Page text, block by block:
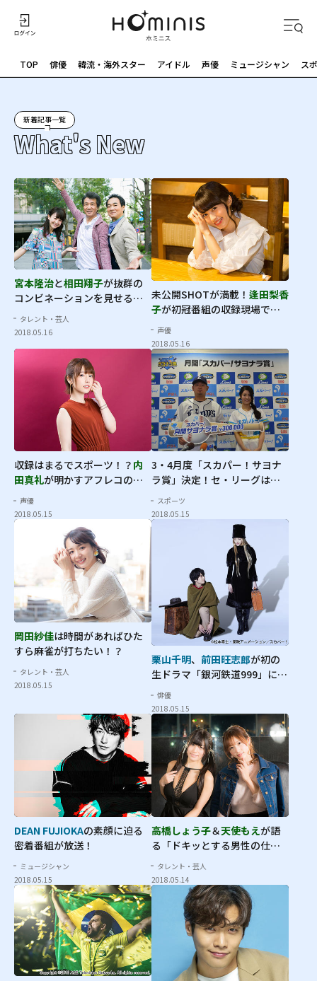
TOP 俳優 韓流・海外スター アイドル 声優 ミュージシャン ス
新着記事一覧
What's New
宮本隆治と相田翔子が抜群の
コンビネーションを見せる人
タレント・芸人
2018.05.16
未公開SHOTが満載！ 逢田梨香
子が初冠番組の収録現場で見
せた素顔
声優
2018.05.16
収録はまるでスポーツ！？ 内
田真礼が明かすアフレコの舞
台裏
声優
2018.05.15
3・4月度「スカパー！サヨナ
ラ賞」決定！セ・リーグは下
水流昂 選手、パ・リーグは
友哉選手が受賞
スポーツ
2018.05.15
岡田紗佳は時間があればひた
すら麻雀が打ちたい！？
タレント・芸人
2018.05.15
栗山千明、 前田旺志郎が初の
生ドラマ「銀河鉄道999」に挑
戦！
俳優
2018.05.15
DEAN FUJIOKAの素顔に迫る
密着番組が放送！
ミュージシャン
2018.05.15
高橋しょう子＆天使もえが語
る「ドキッとする男性の仕
タレント・芸人
2018.05.14